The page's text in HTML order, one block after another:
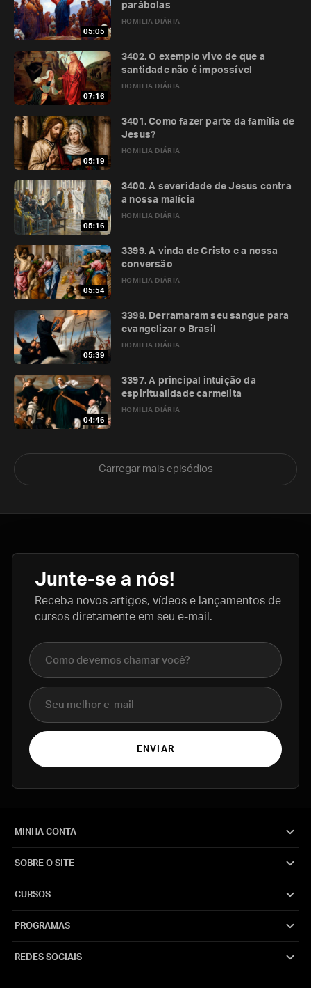
05:05
HOMILIA DIÁRIA
parábolas
07:16
HOMILIA DIÁRIA
3402. O exemplo vivo de que a
santidade não é impossível
05:19
HOMILIA DIÁRIA
3401. Como fazer parte da família de
Jesus?
05:16
HOMILIA DIÁRIA
3400. A severidade de Jesus contra
a nossa malícia
05:54
HOMILIA DIÁRIA
3399. A vinda de Cristo e a nossa
conversão
05:39
HOMILIA DIÁRIA
3398. Derramaram seu sangue para
evangelizar o Brasil
04:46
HOMILIA DIÁRIA
3397. A principal intuição da
espiritualidade carmelita
Carregar mais episódios
Junte-se a nós!
Receba novos artigos, vídeos e lançamentos de
cursos diretamente em seu e-mail.
Nome completo
E-mail
ENVIAR
MINHA CONTA
SOBRE O SITE
CURSOS
PROGRAMAS
REDES SOCIAIS